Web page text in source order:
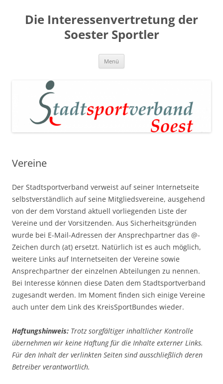
springen
Die Interessenvertretung der
Soester Sportler
Menü
Vereine
Der Stadtsportverband verweist auf seiner Internetseite
selbstverständlich auf seine Mitgliedsvereine, ausgehend
von der dem Vorstand aktuell vorliegenden Liste der
Vereine und der Vorsitzenden. Aus Sicherheitsgründen
wurde bei E-Mail-Adressen der Ansprechpartner das @-
Zeichen durch (at) ersetzt. Natürlich ist es auch möglich,
weitere Links auf Internetseiten der Vereine sowie
Ansprechpartner der einzelnen Abteilungen zu nennen.
Bei Interesse können diese Daten dem Stadtsportverband
zugesandt werden. Im Moment finden sich einige Vereine
auch unter dem Link des KreisSportBundes wieder.
Haftungshinweis: Trotz sorgfältiger inhaltlicher Kontrolle
übernehmen wir keine Haftung für die Inhalte externer Links.
Für den Inhalt der verlinkten Seiten sind ausschließlich deren
Betreiber verantwortlich.